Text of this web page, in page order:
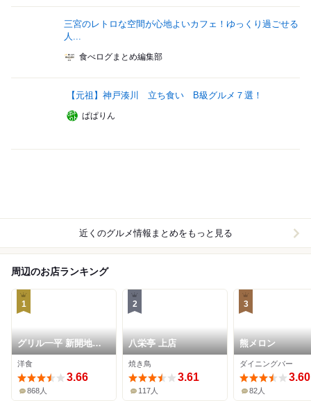
三宮のレトロな空間が心地よいカフェ！ゆっくり過ごせる
人...
食べログまとめ編集部
【元祖】神戸湊川 立ち食い B級グルメ７選！
ぱぱりん
近くのグルメ情報まとめをもっと見る
周辺のお店ランキング
1
グリル一平 新開地本
店
洋食
3.66
868人
2
八栄亭 上店
焼き鳥
3.61
117人
3
熊メロン
ダイニングバー
3.60
82人